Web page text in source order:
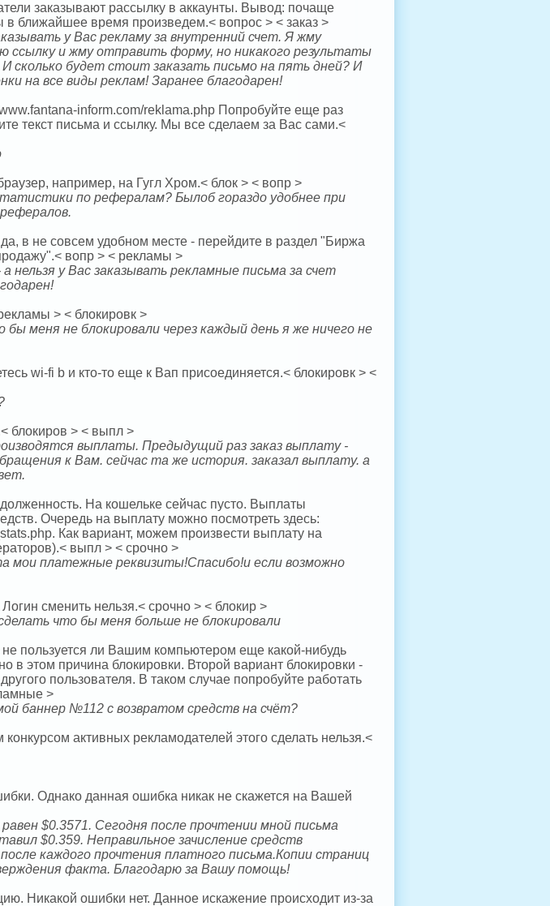
заказывают рассылку в аккаунты. Вывод: почаще
ближайшее время произведем.< вопрос > < заказ >
у Вас рекламу за внутренний счет. Я жму
ссылку и жму отправить форму, но никакого результаты
сколько будет стоит заказать письмо на пять дней? И
на все виды реклам! Заранее благодарен!
inform.com/reklama.php Попробуйте еще раз
текст письма и ссылку. Мы все сделаем за Вас сами.<
например, на Гугл Хром.< блок > < вопр >
по рефералам? Былоб гораздо удобнее при
в не совсем удобном месте - перейдите в раздел "Биржа
вопр > < рекламы >
нельзя у Вас заказывать рекламные письма за счет
> < блокировк >
меня не блокировали через каждый день я же ничего не
wi-fi b и кто-то еще к Вап присоединяется.< блокировк > <
блокиров > < выпл >
выплаты. Предыдущий раз заказ выплату -
к Вам. сейчас та же история. заказал выплату. а
На кошельке сейчас пусто. Выплаты
Очередь на выплату можно посмотреть здесь:
Как вариант, можем произвести выплату на
выпл > < срочно >
мои платежные реквизиты!Спасибо!и если возможно
сменить нельзя.< срочно > < блокир >
что бы меня больше не блокировали
пользуется ли Вашим компьютером еще какой-нибудь
в этом причина блокировки. Второй вариант блокировки -
пользователя. В таком случае попробуйте работать
>
баннер №112 с возвратом средств на счёт?
активных рекламодателей этого сделать нельзя.<
Однако данная ошибка никак не скажется на Вашей
$0.3571. Сегодня после прочтении мной письма
$0.359. Неправильное зачисление средств
каждого прочтения платного письма.Копии страниц
факта. Благодарю за Вашу помощь!
Никакой ошибки нет. Данное искажение происходит из-за